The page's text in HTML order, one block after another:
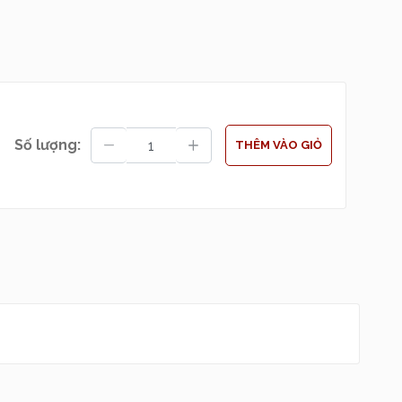
BA HA
tính.
Số lượng: THÊM VÀO GIỎ